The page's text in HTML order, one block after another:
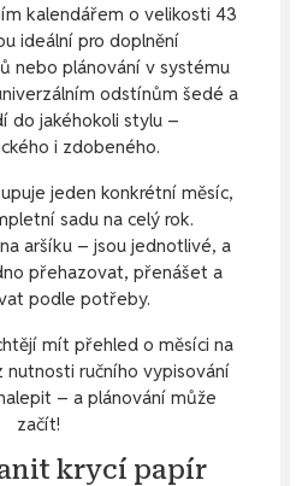
kalendářem o velikosti 43
ideální pro doplnění
nebo plánování v systému
odstínům šedé a
do jakéhokoli stylu –
i zdobeného.
jeden konkrétní měsíc,
sadu na celý rok.
aršíku – jsou jednotlivé, a
přehazovat, přenášet a
podle potřeby.
mít přehled o měsíci na
nutnosti ručního vypisování
– a plánování může
začít!
krycí papír